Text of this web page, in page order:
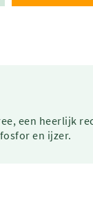
een heerlijk
en ijzer.